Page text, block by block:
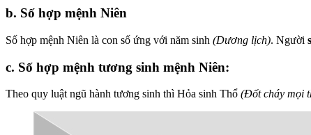
b. Số hợp mệnh Niên
Số hợp mệnh Niên là con số ứng với năm sinh (Dương lịch). Người
c. Số hợp mệnh tương sinh mệnh Niên:
Theo quy luật ngũ hành tương sinh thì Hỏa sinh Thổ (Đốt cháy mọi